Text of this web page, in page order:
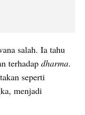
salah. Ia tahu
terhadap dharma.
seperti
menjadi